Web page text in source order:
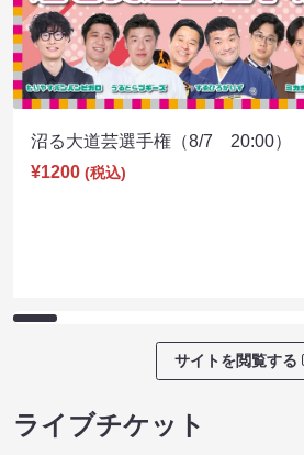
沼る大道芸選手権（8/7 20:00）
¥1200 (税込)
サイトを閲覧する
ライブチケット